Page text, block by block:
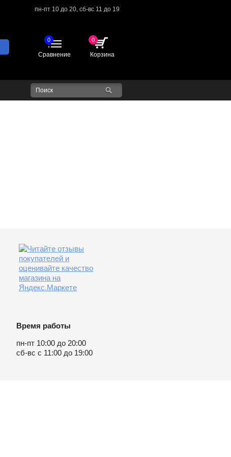
пн-пт 10 до 20, сб-вс 11 до 19
0
Корзина
0
Сравнение
Время работы
пн-пт 10:00 до 20:00
сб-вс с 11:00 до 19:00